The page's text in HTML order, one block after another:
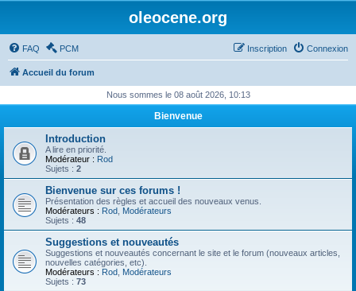
oleocene.org
FAQ PCM Connexion
Inscription
Accueil du forum
Nous sommes le 08 août 2026, 10:13
Bienvenue
Introduction
A lire en priorité.
Modérateur : Rod
Sujets : 2
Bienvenue sur ces forums !
Présentation des règles et accueil des nouveaux venus.
Modérateurs : Rod Modérateurs
Sujets : 48
Suggestions et nouveautés
Suggestions et nouveautés concernant le site et le forum (nouveaux articles,
nouvelles catégories, etc).
Modérateurs : Rod Modérateurs
Sujets : 73